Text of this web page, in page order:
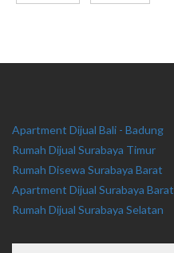
Apartment Dijual Bali - Badung
Rumah Dijual Surabaya Timur
Rumah Disewa Surabaya Barat
Apartment Dijual Surabaya Barat
Rumah Dijual Surabaya Selatan